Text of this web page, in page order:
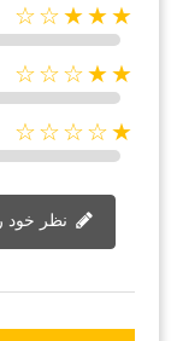
★★★☆☆
★★☆☆☆
★☆☆☆☆